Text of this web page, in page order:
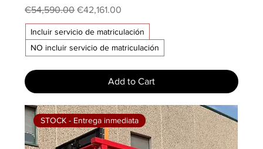
Regular Price
€54,590.00 Sale Price
€42,161.00
Incluir servicio de matriculación
NO incluir servicio de matriculación
Add to Cart
STOCK - Entrega inmediata